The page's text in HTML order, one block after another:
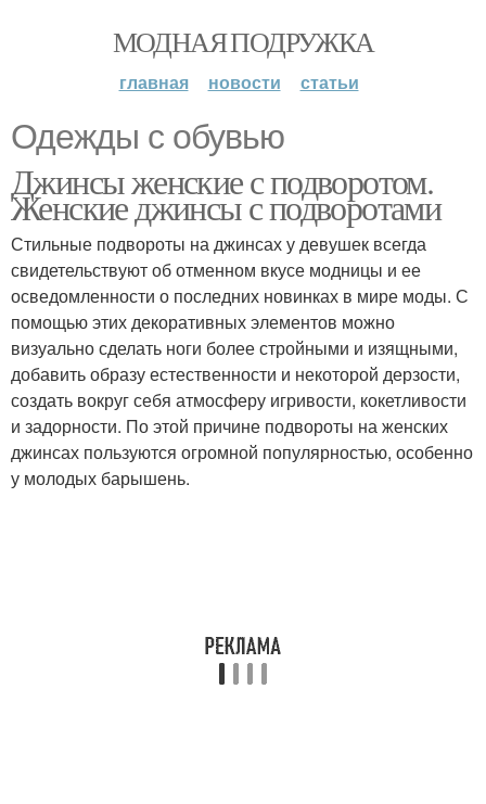
МОДНАЯ ПОДРУЖКА
главная новости статьи
Одежды с обувью
Джинсы женские с подворотом.
Женские джинсы с подворотами
Стильные подвороты на джинсах у девушек всегда
свидетельствуют об отменном вкусе модницы и ее
осведомленности о последних новинках в мире моды. С
помощью этих декоративных элементов можно
визуально сделать ноги более стройными и изящными,
добавить образу естественности и некоторой дерзости,
создать вокруг себя атмосферу игривости, кокетливости
и задорности. По этой причине подвороты на женских
джинсах пользуются огромной популярностью, особенно
у молодых барышень.